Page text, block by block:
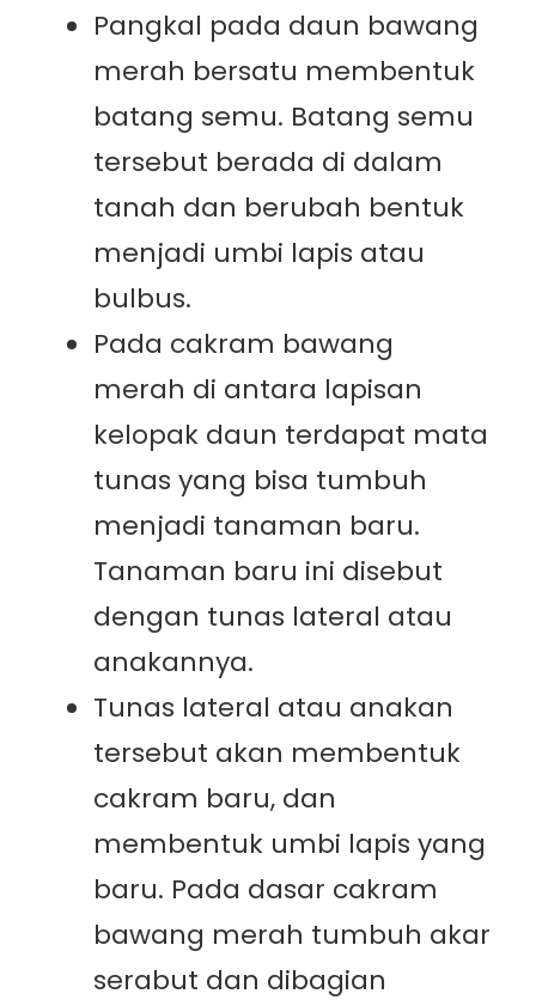
Pangkal pada daun bawang
merah bersatu membentuk
batang semu. Batang semu
tersebut berada di dalam
tanah dan berubah bentuk
menjadi umbi lapis atau
bulbus.
Pada cakram bawang
merah di antara lapisan
kelopak daun terdapat mata
tunas yang bisa tumbuh
menjadi tanaman baru.
Tanaman baru ini disebut
dengan tunas lateral atau
anakannya.
Tunas lateral atau anakan
tersebut akan membentuk
cakram baru, dan
membentuk umbi lapis yang
baru. Pada dasar cakram
bawang merah tumbuh akar
serabut dan dibagian